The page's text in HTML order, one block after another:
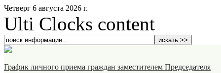
Четверг 6 августа 2026 г.
Ulti Clocks content
График личного приема граждан заместителем Председателя